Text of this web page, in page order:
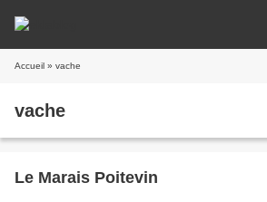
Accueil » vache
vache
Le Marais Poitevin